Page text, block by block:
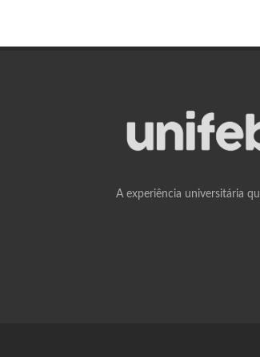
A experiência universitária